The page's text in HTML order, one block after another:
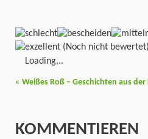
(Noch nicht bewertet)
Loading...
« Weißes Roß – Geschichten aus
KOMMENTIEREN